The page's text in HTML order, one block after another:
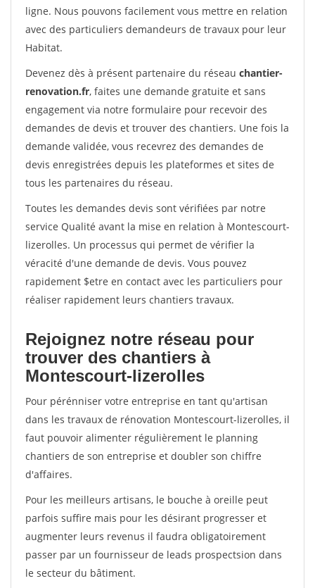
ligne. Nous pouvons facilement vous mettre en relation
avec des particuliers demandeurs de travaux pour leur
Habitat.
Devenez dès à présent partenaire du réseau chantier-
renovation.fr, faites une demande gratuite et sans
engagement via notre formulaire pour recevoir des
demandes de devis et trouver des chantiers. Une fois la
demande validée, vous recevrez des demandes de
devis enregistrées depuis les plateformes et sites de
tous les partenaires du réseau.
Toutes les demandes devis sont vérifiées par notre
service Qualité avant la mise en relation à Montescourt-
lizerolles. Un processus qui permet de vérifier la
véracité d'une demande de devis. Vous pouvez
rapidement $etre en contact avec les particuliers pour
réaliser rapidement leurs chantiers travaux.
Rejoignez notre réseau pour
trouver des chantiers à
Montescourt-lizerolles
Pour pérénniser votre entreprise en tant qu'artisan
dans les travaux de rénovation Montescourt-lizerolles, il
faut pouvoir alimenter régulièrement le planning
chantiers de son entreprise et doubler son chiffre
d'affaires.
Pour les meilleurs artisans, le bouche à oreille peut
parfois suffire mais pour les désirant progresser et
augmenter leurs revenus il faudra obligatoirement
passer par un fournisseur de leads prospectsion dans
le secteur du bâtiment.